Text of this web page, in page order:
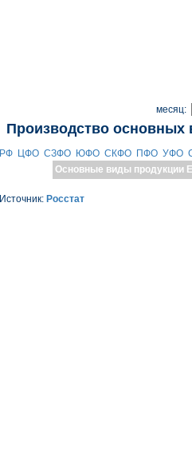
месяц:
Производство основных
РФ ЦФО СЗФО ЮФО СКФО ПФО УФО
Основные виды продукции
Источник: Росстат